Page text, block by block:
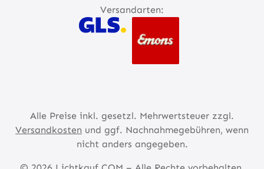
Versandarten:
Alle Preise inkl. gesetzl. Mehrwertsteuer zzgl.
Versandkosten und ggf. Nachnahmegebühren, wenn
nicht anders angegeben.